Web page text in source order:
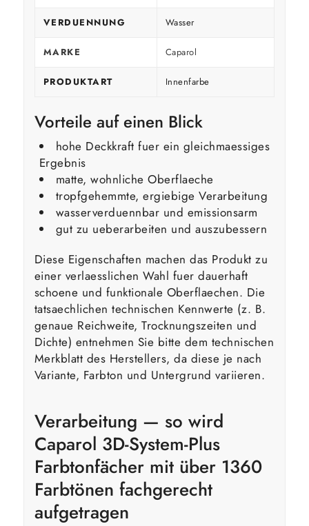
VERDUENNUNG Wasser
MARKE Caparol
PRODUKTART Innenfarbe
Vorteile auf einen Blick
hohe Deckkraft fuer ein gleichmaessiges
Ergebnis
matte, wohnliche Oberflaeche
tropfgehemmte, ergiebige Verarbeitung
wasserverduennbar und emissionsarm
gut zu ueberarbeiten und auszubessern
Diese Eigenschaften machen das Produkt zu
einer verlaesslichen Wahl fuer dauerhaft
schoene und funktionale Oberflaechen. Die
tatsaechlichen technischen Kennwerte (z. B.
genaue Reichweite, Trocknungszeiten und
Dichte) entnehmen Sie bitte dem technischen
Merkblatt des Herstellers, da diese je nach
Variante, Farbton und Untergrund variieren.
Verarbeitung — so wird
Caparol 3D-System-Plus
Farbtonfächer mit über 1360
Farbtönen fachgerecht
aufgetragen